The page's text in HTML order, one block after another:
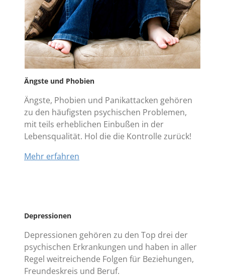
Ängste und Phobien
Ängste, Phobien und Panikattacken gehören
zu den häufigsten psychischen Problemen,
mit teils erheblichen Einbußen in der
Lebensqualität. Hol die die Kontrolle zurück!
Mehr erfahren
Depressionen
Depressionen gehören zu den Top drei der
psychischen Erkrankungen und haben in aller
Regel weitreichende Folgen für Beziehungen,
Freundeskreis und Beruf.